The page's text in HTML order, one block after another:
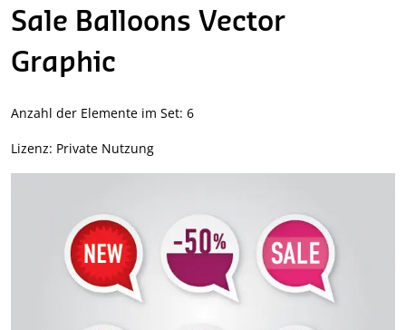
Sale Balloons Vector
Graphic
Anzahl der Elemente im Set: 6
Lizenz: Private Nutzung